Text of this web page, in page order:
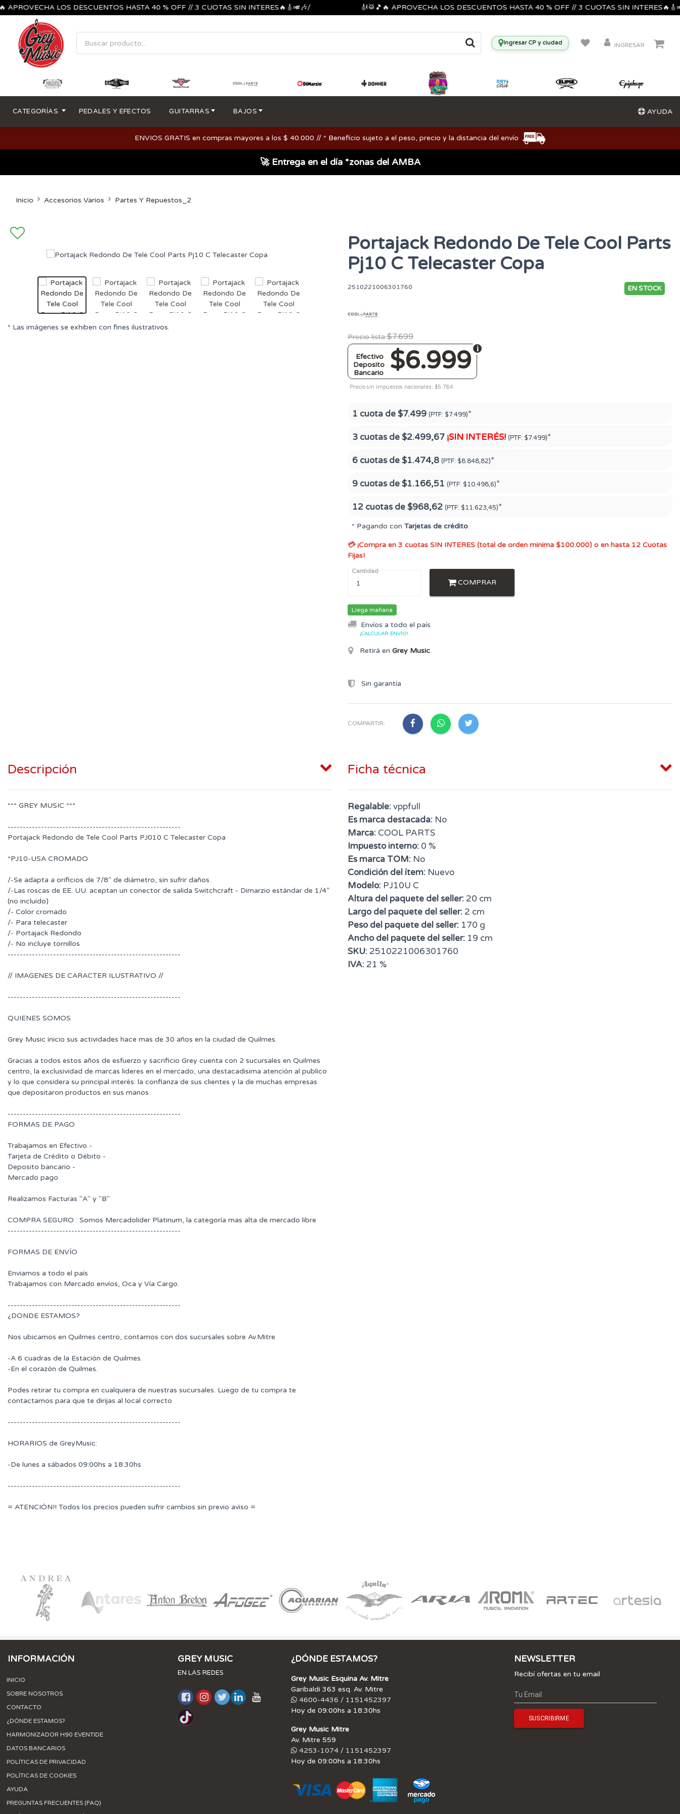
LOS DESCUENTOS HASTA 40 % OFF // 3 CUOTAS SIN INTERES🔥🎸🎺🎶/ 🎻🥁🎵🔥 APROVECHA LOS DESCUENTOS HASTA 40 % OFF // 3 CUOTAS SIN INTERES🔥🎸🎺🎶/
Ingresar CP y ciudad INGRESAR
CATEGORÍAS PEDALES Y EFECTOS GUITARRAS BAJOS AYUDA
ENVIOS GRATIS en compras mayores a los $ 40.000 // * Beneficio sujeto a el peso, precio y la distancia del envío
🚀 Entrega en el día *zonas del AMBA
Inicio Accesorios Varios Partes Y Repuestos_2
* Las imágenes se exhiben con fines ilustrativos.
Portajack Redondo De Tele Cool Parts
Pj10 C Telecaster Copa
2510221006301760 EN STOCK
Precio lista $7.699
$6.999
Efectivo
Deposito
Bancario
Precio sin impuestos nacionales: $5.784
1 cuota de$7.499 (PTF: $7.499)*
3 cuotas de$2.499,67 ¡SIN INTERÉS! (PTF: $7.499)*
6 cuotas de$1.474,8 (PTF: $8.848,82)*
9 cuotas de$1.166,51 (PTF: $10.498,6)*
12 cuotas de$968,62 (PTF: $11.623,45)*
* Pagando con Tarjetas de crédito.
💳 ¡Compra en 3 cuotas SIN INTERES (total de orden minima $100.000) o en hasta 12 Cuotas
Fijas!
Cantidad
COMPRAR
Llega mañana
Envíos a todo el país
¡CALCULAR ENVÍO!
Retirá en Grey Music.
Sin garantía
COMPARTIR:
Descripción
*** GREY MUSIC ***
---------------------------------------------------------
Portajack Redondo de Tele Cool Parts PJ010 C Telecaster Copa
*PJ10-USA CROMADO
/-Se adapta a orificios de 7/8" de diámetro, sin sufrir daños.
/-Las roscas de EE. UU. aceptan un conector de salida Switchcraft - Dimarzio estándar de 1/4”
(no incluido)
/- Color cromado
/- Para telecaster
/- Portajack Redondo
/- No incluye tornillos
---------------------------------------------------------
// IMAGENES DE CARACTER ILUSTRATIVO //
---------------------------------------------------------
QUIENES SOMOS
Grey Music inicio sus actividades hace mas de 30 años en la ciudad de Quilmes.
Gracias a todos estos años de esfuerzo y sacrificio Grey cuenta con 2 sucursales en Quilmes
centro, la exclusividad de marcas lideres en el mercado, una destacadisima atención al publico
y lo que considera su principal interés: la confianza de sus clientes y la de muchas empresas
que depositaron productos en sus manos.
---------------------------------------------------------
FORMAS DE PAGO
Trabajamos en Efectivo -
Tarjeta de Crédito o Débito -
Deposito bancario -
Mercado pago
Realizamos Facturas "A" y "B"
COMPRA SEGURO : Somos Mercadolider Platinum, la categoría mas alta de mercado libre
---------------------------------------------------------
FORMAS DE ENVÍO
Enviamos a todo el país
Trabajamos con Mercado envíos, Oca y Vía Cargo.
---------------------------------------------------------
¿DONDE ESTAMOS?
Nos ubicamos en Quilmes centro, contamos con dos sucursales sobre Av.Mitre
-A 6 cuadras de la Estación de Quilmes.
-En el corazón de Quilmes.
Podes retirar tu compra en cualquiera de nuestras sucursales. Luego de tu compra te
contactamos para que te dirijas al local correcto
---------------------------------------------------------
HORARIOS de GreyMusic:
-De lunes a sábados 09:00hs a 18:30hs
---------------------------------------------------------
= ATENCIÓN!! Todos los precios pueden sufrir cambios sin previo aviso =
Ficha técnica
Regalable:vppfull
Es marca destacada: No
Marca: COOL PARTS
Impuesto interno: 0 %
Es marca TOM: No
Condición del ítem: Nuevo
Modelo: PJ10U C
Altura del paquete del seller: 20 cm
Largo del paquete del seller: 2 cm
Peso del paquete del seller: 170 g
Ancho del paquete del seller: 19 cm
SKU: 2510221006301760
IVA: 21 %
INFORMACIÓN
INICIO
SOBRE NOSOTROS
CONTACTO
¿DÓNDE ESTAMOS?
HARMONIZADOR H90 EVENTIDE
DATOS BANCARIOS
POLÍTICAS DE PRIVACIDAD
POLÍTICAS DE COOKIES
AYUDA
PREGUNTAS FRECUENTES (FAQ)
GREY MUSIC
EN LAS REDES
¿DÓNDE ESTAMOS?
Grey Music Esquina Av. Mitre
Garibaldi 363 esq. Av. Mitre
4600-4436 / 1151452397
Hoy de 09:00hs a 18:30hs
Grey Music Mitre
Av. Mitre 559
4253-1074 / 1151452397
Hoy de 09:00hs a 18:30hs
NEWSLETTER
Recibí ofertas en tu email